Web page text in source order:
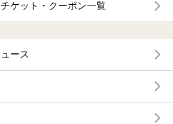
ケット・クーポン一覧
ース